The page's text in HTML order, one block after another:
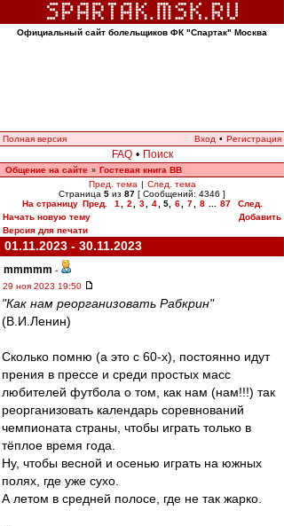
Официальный сайт болельщиков ФК "Спартак" Москва
Полная версия Вход • Регистрация
FAQ • Поиск
Общение на сайте » Гостевая книга ВВ
Пред. тема | След. тема
Страница 5 из 87 [ Сообщений: 4346 ]
На страницу Пред. 1 2 3 4 5, 6 7 8 87
След.
Начать новую тему
Добавить
Версия для печати
01.11.2023 - 30.11.2023
mmmmm -
29 ноя 2023 19:50
"Как нам реорганизовать Рабкрин"
(В.И.Ленин)
Сколько помню (а это с 60-х), постоянно идут
прения в прессе и среди простых масс
любителей футбола о том, как нам (нам!!!) так
реорганизовать календарь соревнований
чемпионата страны, чтобы играть только в
тёплое время года.
Ну, чтобы весной и осенью играть на южных
полях, где уже сухо.
А летом в средней полосе, где не так жарко.